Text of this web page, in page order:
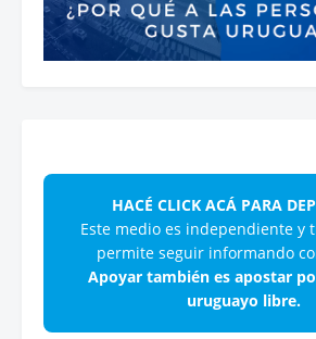
HACÉ CLICK ACÁ PARA
Este medio es independiente y
permite seguir informando
Apoyar también es apostar
uruguayo libre.